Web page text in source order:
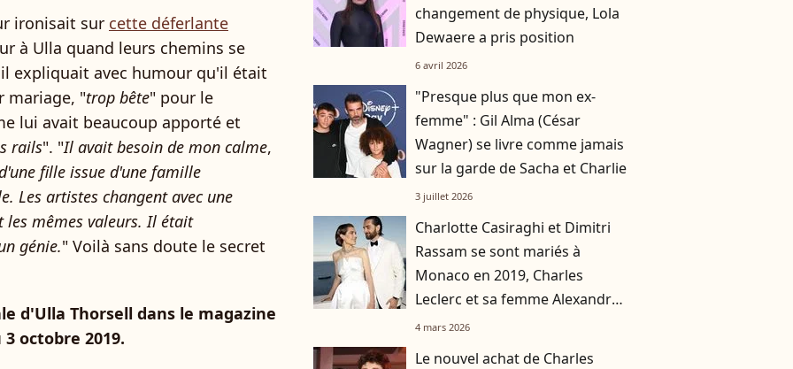
ironisait sur cette déferlante
à Ulla quand leurs chemins se
expliquait avec humour qu'il était
mariage, "trop bête" pour le
lui avait beaucoup apporté et
rails". "Il avait besoin de mon calme,
fille issue d'une famille
Les artistes changent avec une
mêmes valeurs. Il était
génie." Voilà sans doute le secret
d'Ulla Thorsell dans le magazine
octobre 2019.
changement de physique, Lola
Dewaere a pris position
6 avril 2026
"Presque plus que mon ex-
femme" : Gil Alma (César
Wagner) se livre comme jamais
sur la garde de Sacha et Charlie
3 juillet 2026
Charlotte Casiraghi et Dimitri
Rassam se sont mariés à
Monaco en 2019, Charles
Leclerc et sa femme Alexandra
ont choisi le même lieu
4 mars 2026
Le nouvel achat de Charles